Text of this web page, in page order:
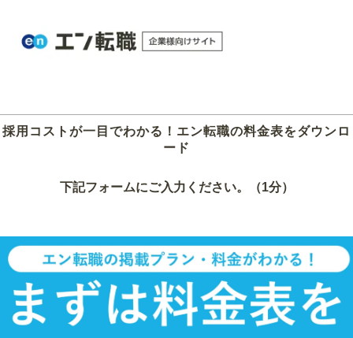
採用コストが一目でわかる！エン転職の料金表をダウンロ
ード
下記フォームにご入力ください。（1分）